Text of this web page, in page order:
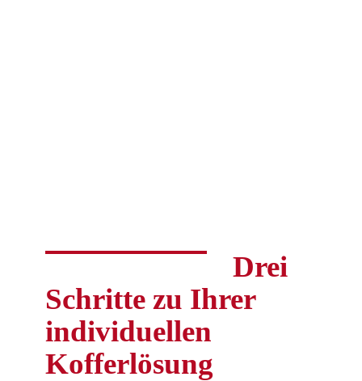
Drei
Schritte zu Ihrer
individuellen
Kofferlösung